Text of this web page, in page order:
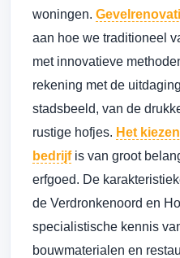
woningen.
aan hoe we traditioneel
met innovatieve
rekening met de
stadsbeeld, van de
rustige hofjes. Het
bedrijfis van groot
erfgoed. De
de Verdronkenoord en
specialistische kennis
bouwmaterialen en